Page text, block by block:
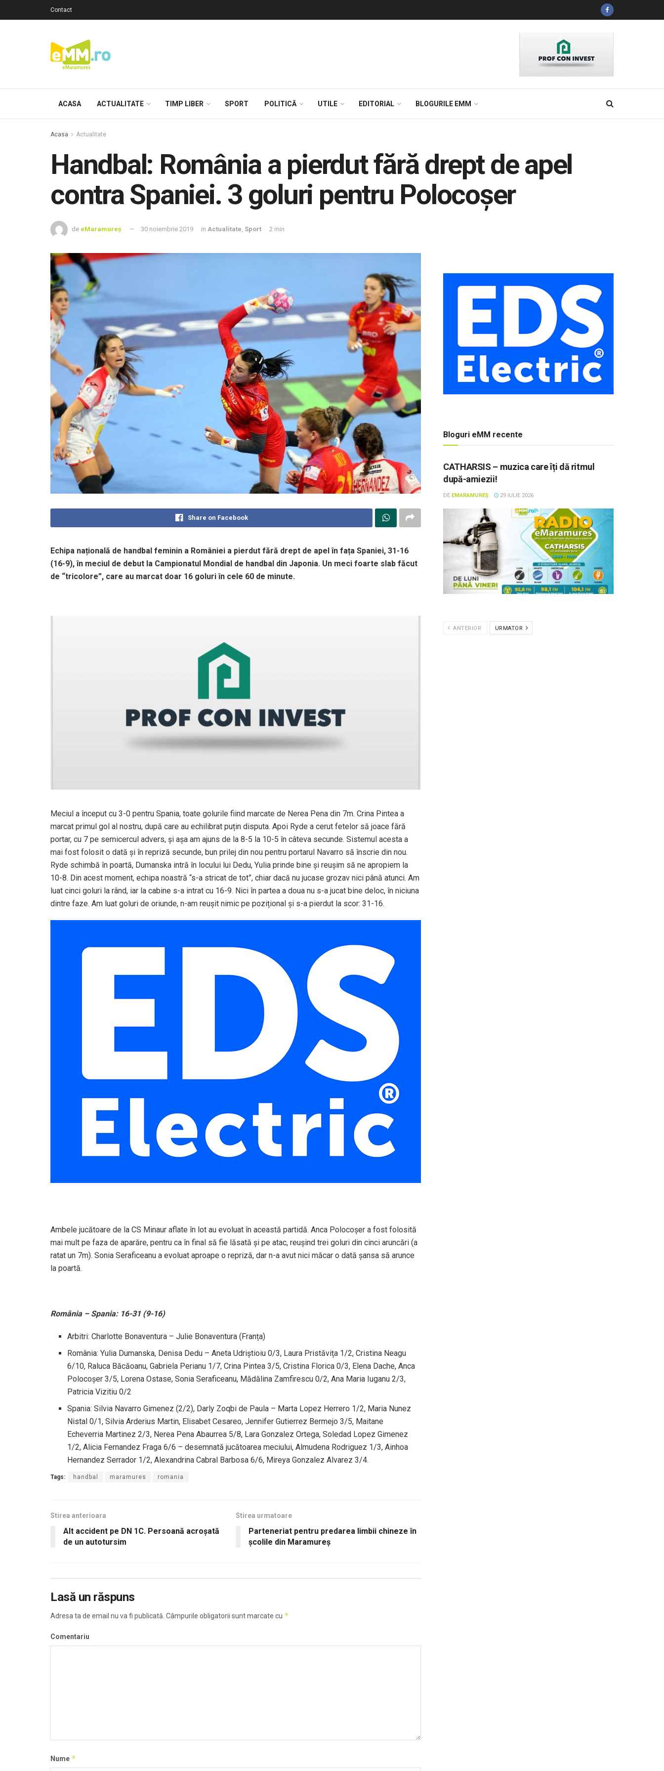
Contact
ACASA ACTUALITATE TIMP LIBER SPORT POLITICĂ UTILE EDITORIAL BLOGURILE EMM
Acasa Actualitate
Handbal: România a pierdut fără drept de apel
contra Spaniei. 3 goluri pentru Polocoșer
de eMaramureș 30 noiembrie 2019 in Actualitate, Sport 2 min
Share on Facebook
Echipa națională de handbal feminin a României a pierdut fără drept de apel în fața Spaniei, 31-16
(16-9), în meciul de debut la Campionatul Mondial de handbal din Japonia. Un meci foarte slab făcut
de “tricolore”, care au marcat doar 16 goluri în cele 60 de minute.
Meciul a început cu 3-0 pentru Spania, toate golurile fiind marcate de Nerea Pena din 7m. Crina Pintea a
marcat primul gol al nostru, după care au echilibrat puțin disputa. Apoi Ryde a cerut fetelor să joace fără
portar, cu 7 pe semicercul advers, și așa am ajuns de la 8-5 la 10-5 în câteva secunde. Sistemul acesta a
mai fost folosit o dată și în repriză secunde, bun prilej din nou pentru portarul Navarro să înscrie din nou.
Ryde schimbă în poartă, Dumanska intră în locului lui Dedu, Yulia prinde bine și reușim să ne apropiem la
10-8. Din acest moment, echipa noastră “s-a stricat de tot”, chiar dacă nu jucase grozav nici până atunci. Am
luat cinci goluri la rând, iar la cabine s-a intrat cu 16-9. Nici în partea a doua nu s-a jucat bine deloc, în niciuna
dintre faze. Am luat goluri de oriunde, n-am reușit nimic pe pozițional și s-a pierdut la scor: 31-16.
Ambele jucătoare de la CS Minaur aflate în lot au evoluat în această partidă. Anca Polocoșer a fost folosită
mai mult pe faza de aparăre, pentru ca în final să fie lăsată și pe atac, reușind trei goluri din cinci aruncări (a
ratat un 7m). Sonia Seraficeanu a evoluat aproape o repriză, dar n-a avut nici măcar o dată șansa să arunce
la poartă.
România – Spania: 16-31 (9-16)
Arbitri: Charlotte Bonaventura – Julie Bonaventura (Franța)
România: Yulia Dumanska, Denisa Dedu – Aneta Udriștioiu 0/3, Laura Pristăvița 1/2, Cristina Neagu
6/10, Raluca Băcăoanu, Gabriela Perianu 1/7, Crina Pintea 3/5, Cristina Florica 0/3, Elena Dache, Anca
Polocoșer 3/5, Lorena Ostase, Sonia Seraficeanu, Mădălina Zamfirescu 0/2, Ana Maria Iuganu 2/3,
Patricia Vizitiu 0/2
Spania: Silvia Navarro Gimenez (2/2), Darly Zoqbi de Paula – Marta Lopez Herrero 1/2, Maria Nunez
Nistal 0/1, Silvia Arderius Martin, Elisabet Cesareo, Jennifer Gutierrez Bermejo 3/5, Maitane
Echeverria Martinez 2/3, Nerea Pena Abaurrea 5/8, Lara Gonzalez Ortega, Soledad Lopez Gimenez
1/2, Alicia Fernandez Fraga 6/6 – desemnată jucătoarea meciului, Almudena Rodriguez 1/3, Ainhoa
Hernandez Serrador 1/2, Alexandrina Cabral Barbosa 6/6, Mireya Gonzalez Alvarez 3/4.
Tags: handbal maramures romania
Stirea anterioara
Alt accident pe DN 1C. Persoană acroșată
de un autotursim
Stirea urmatoare
Parteneriat pentru predarea limbii chineze în
școlile din Maramureș
Lasă un răspuns
Adresa ta de email nu va fi publicată. Câmpurile obligatorii sunt marcate cu *
Comentariu
Nume *
Bloguri eMM recente
CATHARSIS – muzica care îți dă ritmul
după-amiezii!
DE EMARAMUREȘ 29 IULIE 2026
ANTERIOR URMATOR